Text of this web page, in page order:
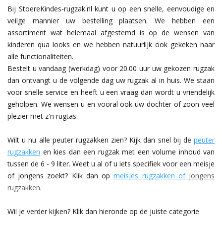
Bij StoereKindes-rugzak.nl kunt u op een snelle, eenvoudige en
veilge mannier uw bestelling plaatsen. We hebben een
assortiment wat helemaal afgestemd is op de wensen van
kinderen qua looks en we hebben natuurlijk ook gekeken naar
alle functionaliteiten.
Bestelt u vandaag (werkdag) voor 20.00 uur uw gekozen rugzak
dan ontvangt u de volgende dag uw rugzak al in huis. We staan
voor snelle service en heeft u een vraag dan wordt u vriendelijk
geholpen. We wensen u en vooral ook uw dochter of zoon veel
plezier met z'n rugtas.
Wilt u nu alle peuter rugzakken zien? Kijk dan snel bij de peuter
rugzakken en kies dan een rugzak met een volume inhoud van
tussen de 6 - 9 liter. Weet u al of u iets specifiek voor een meisje
of jongens zoekt? Klik dan opmeisjes rugzakken of jongens
rugzakken.
Wil je verder kijken? Klik dan hieronde op de juiste categorie